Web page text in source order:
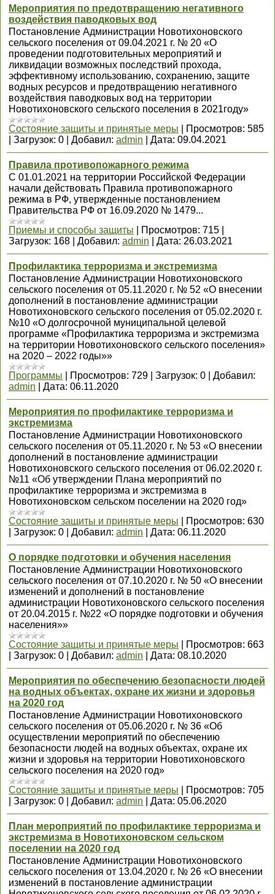
Мероприятия по предотвращению негативного
воздействия паводковых вод
Постановление Администрации Новотихоновского
сельского поселения от 09.04.2021 г. № 20 «О
проведении подготовительных мероприятий и
ликвидации возможных последствий прохода,
эффективному использованию, сохранению, защите
водных ресурсов и предотвращению негативного
воздействия паводковых вод на территории
Новотихоновского сельского поселения в 2021году»
Состояние защиты и принятые меры
Просмотров: 585
Загрузок: 0 Добавил: admin Дата: 09.04.2021
Правила противопожарного режима
С 01.01.2021 на территории Российской Федерации
начали действовать Правила противопожарного
режима в РФ, утвержденные постановлением
Правительства РФ от 16.09.2020 № 1479...
Приемы и способы защиты
Просмотров: 715
Загрузок: 168 Добавил: admin Дата: 26.03.2021
Профилактика терроризма и экстремизма
Постановление Администрации Новотихоновского
сельского поселения от 05.11.2020 г. № 52 «О внесении
дополнений в постановление администрации
Новотихоновского сельского поселения от 05.02.2020 г.
№10 «О долгосрочной муниципальной целевой
программе «Профилактика терроризма и экстремизма
на территории Новотихоновского сельского поселения»
на 2020 – 2022 годы»»
Программы
Просмотров: 729 Загрузок: 0
Добавил:
admin
Дата: 06.11.2020
Мероприятия по профилактике терроризма и
экстремизма
Постановление Администрации Новотихоновского
сельского поселения от 05.11.2020 г. № 53 «О внесении
дополнений в постановление администрации
Новотихоновского сельского поселения от 06.02.2020 г.
№11 «Об утверждении Плана мероприятий по
профилактике терроризма и экстремизма в
Новотихоновском сельском поселении на 2020 год»
Состояние защиты и принятые меры
Просмотров: 630
Загрузок: 0 Добавил: admin Дата: 06.11.2020
О порядке подготовки и обучения населения
Постановление Администрации Новотихоновского
сельского поселения от 07.10.2020 г. № 50 «О внесении
изменений и дополнений в постановление
администрации Новотихоновского сельского поселения
от 20.04.2015 г. №22 «О порядке подготовки и обучения
населения»»
Состояние защиты и принятые меры
Просмотров: 663
Загрузок: 0 Добавил: admin Дата: 08.10.2020
Мероприятия по обеспечению безопасности людей
на водных объектах, охране их жизни и здоровья
на 2020 год
Постановление Администрации Новотихоновского
сельского поселения от 05.06.2020 г. № 36 «Об
осуществлении мероприятий по обеспечению
безопасности людей на водных объектах, охране их
жизни и здоровья на территории Новотихоновского
сельского поселения на 2020 год»
Состояние защиты и принятые меры
Просмотров: 705
Загрузок: 0 Добавил: admin Дата: 05.06.2020
План мероприятий по профилактике терроризма и
экстремизма в Новотихоновском сельском
поселении на 2020 год
Постановление Администрации Новотихоновского
сельского поселения от 13.04.2020 г. № 26 «О внесении
изменений в постановление администрации